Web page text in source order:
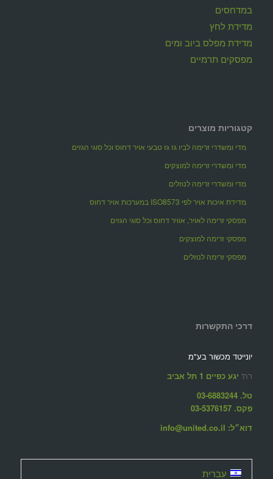
במדחסים
מדידת לחץ
מדידת מפלס ביוב ומים
מפסקים תרמיים
קטגוריות מוצרים
מדי ומשדרי זרימה לביו גז גז טבעי אויר דחוס וכל סוגי הגזים
מדי ומשדרי זרימה למוצקים
מדי ומשדרי זרימה לנוזלים
מדידת איכות אויר לפי ISO8573 במערכות אויר דחוס
מפסקי זרימה לאויר, אוויר דחוס וכל סוגי הגזים
מפסקי זרימה למוצקים
מפסקי זרימה לנוזלים
דרכי התקשרות
יונייטד מכשור בע"מ
רח' יגע כפיים 1 תל אביב
טל. 03-6883244
פקס. 03-5376157
דוא״ל: info@united.co.il
עברית